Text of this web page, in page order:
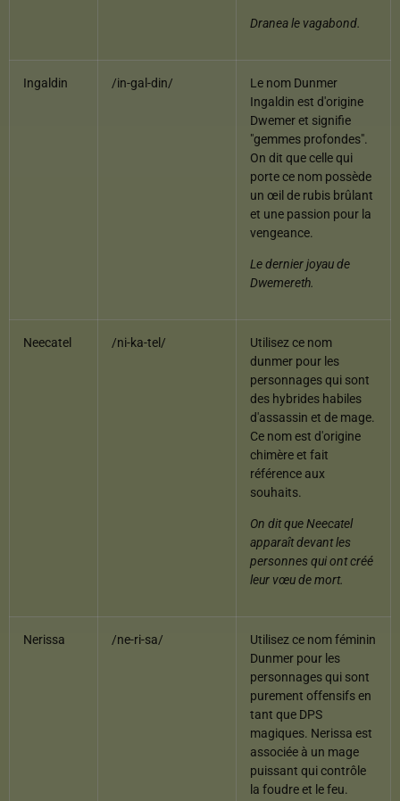
Dranea le vagabond.
Ingaldin /in-gal-din/
Le nom Dunmer
Ingaldin est d'origine
Dwemer et signifie
"gemmes profondes".
On dit que celle qui
porte ce nom possède
un œil de rubis brûlant
et une passion pour la
vengeance.
Le dernier joyau de
Dwemereth.
Neecatel /ni-ka-tel/
Utilisez ce nom
dunmer pour les
personnages qui sont
des hybrides habiles
d'assassin et de mage.
Ce nom est d'origine
chimère et fait
référence aux
souhaits.
On dit que Neecatel
apparaît devant les
personnes qui ont créé
leur vœu de mort.
Nerissa /ne-ri-sa/
Utilisez ce nom féminin
Dunmer pour les
personnages qui sont
purement offensifs en
tant que DPS
magiques. Nerissa est
associée à un mage
puissant qui contrôle
la foudre et le feu.